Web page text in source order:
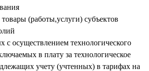
(работы,услуги) субъектов
с осуществлением технологического
в плату за технологическое
учету (учтенных) в тарифах на